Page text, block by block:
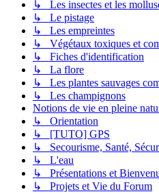
↳ Les insectes et les
↳ Le pistage
↳ Les empreintes
↳ Végétaux toxiques et
↳ Fiches d'identification
↳ La flore
↳ Les plantes sauvages
↳ Les champignons
Notions de vie en pleine
↳ Orientation
↳ [TUTO] GPS
↳ Secourisme, Santé,
↳ L'eau
↳ Présentations et
↳ Projets et Vie du Forum